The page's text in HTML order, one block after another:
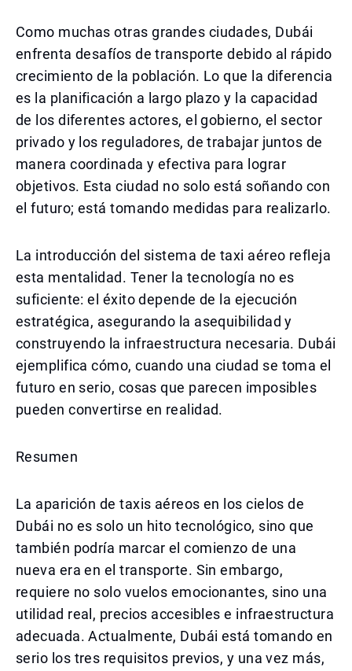
Como muchas otras grandes ciudades, Dubái
enfrenta desafíos de transporte debido al rápido
crecimiento de la población. Lo que la diferencia
es la planificación a largo plazo y la capacidad
de los diferentes actores, el gobierno, el sector
privado y los reguladores, de trabajar juntos de
manera coordinada y efectiva para lograr
objetivos. Esta ciudad no solo está soñando con
el futuro; está tomando medidas para realizarlo.
La introducción del sistema de taxi aéreo refleja
esta mentalidad. Tener la tecnología no es
suficiente: el éxito depende de la ejecución
estratégica, asegurando la asequibilidad y
construyendo la infraestructura necesaria. Dubái
ejemplifica cómo, cuando una ciudad se toma el
futuro en serio, cosas que parecen imposibles
pueden convertirse en realidad.
Resumen
La aparición de taxis aéreos en los cielos de
Dubái no es solo un hito tecnológico, sino que
también podría marcar el comienzo de una
nueva era en el transporte. Sin embargo,
requiere no solo vuelos emocionantes, sino una
utilidad real, precios accesibles e infraestructura
adecuada. Actualmente, Dubái está tomando en
serio los tres requisitos previos, y una vez más,